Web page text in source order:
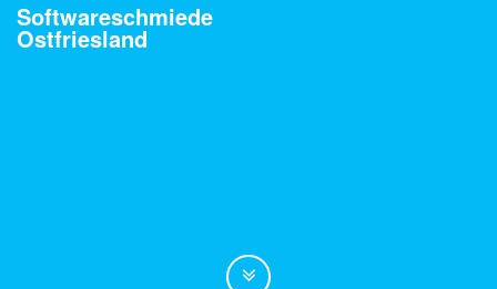
Softwareschmiede
Ostfriesland